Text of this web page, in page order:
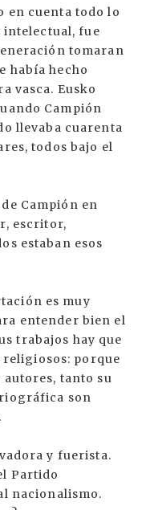
en cuenta todo lo
intelectual, fue
tomaran
había hecho
vasca. Eusko
Campión
llevaba cuarenta
todos bajo el
Campión en
escritor,
estaban esos
es muy
entender bien el
trabajos hay que
porque
tanto su
son
y fuerista.
Partido
nacionalismo.